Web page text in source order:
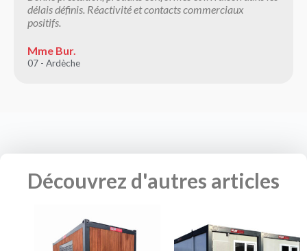
délais définis. Réactivité et contacts commerciaux
positifs.
Mme Bur.
07 - Ardèche
Découvrez d'autres articles